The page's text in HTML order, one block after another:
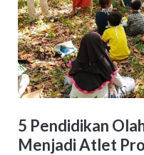
5 Pendidikan
Menjadi Atlet